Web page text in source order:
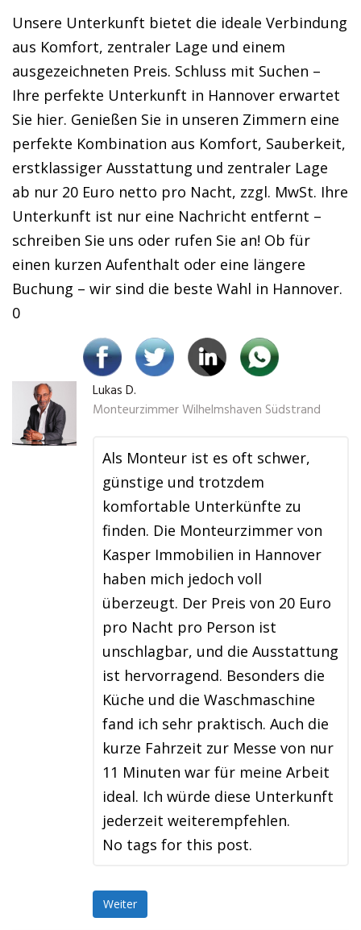
Unsere Unterkunft bietet die ideale Verbindung
aus Komfort, zentraler Lage und einem
ausgezeichneten Preis. Schluss mit Suchen –
Ihre perfekte Unterkunft in Hannover erwartet
Sie hier. Genießen Sie in unseren Zimmern eine
perfekte Kombination aus Komfort, Sauberkeit,
erstklassiger Ausstattung und zentraler Lage
ab nur 20 Euro netto pro Nacht, zzgl. MwSt. Ihre
Unterkunft ist nur eine Nachricht entfernt –
schreiben Sie uns oder rufen Sie an! Ob für
einen kurzen Aufenthalt oder eine längere
Buchung – wir sind die beste Wahl in Hannover.
0
Lukas D.
Monteurzimmer Wilhelmshaven Südstrand
Als Monteur ist es oft schwer,
günstige und trotzdem
komfortable Unterkünfte zu
finden. Die Monteurzimmer von
Kasper Immobilien in Hannover
haben mich jedoch voll
überzeugt. Der Preis von 20 Euro
pro Nacht pro Person ist
unschlagbar, und die Ausstattung
ist hervorragend. Besonders die
Küche und die Waschmaschine
fand ich sehr praktisch. Auch die
kurze Fahrzeit zur Messe von nur
11 Minuten war für meine Arbeit
ideal. Ich würde diese Unterkunft
jederzeit weiterempfehlen.
No tags for this post.
Weiter